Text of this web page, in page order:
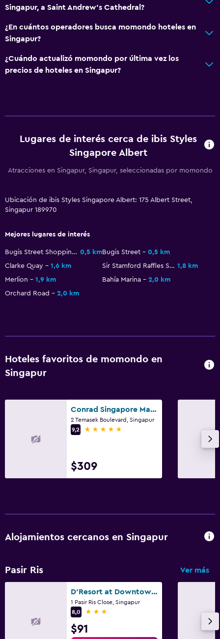
Espacio de almacenamiento
Sistema de entretenimiento
TV
Lavandería
Piscina
Gimnasio
Gimnasio
Singapur, a Saint Andrew's Cathedral?
¿En cuántos operadores busca momondo hoteles en
Singapur?
¿Cuándo actualizó momondo por última vez los
precios de hoteles en Singapur?
Lugares de interés cerca de ibis Styles
Singapore Albert
Atracciones en Singapur, Singapur, seleccionadas por momondo
Ubicación de ibis Styles Singapore Albert: 175 Albert Street,
Singapur 189970
Mejores lugares de interés
Bugis Street Shopping District 0,5 kmBugis Street
0,5 km
Clarke Quay
1,6 km Sir Stamford Raffles Statue 1,8 km
Merlion
1,9 km Bahía Marina
2,0 km
Orchard Road
2,0 km
Hoteles favoritos de momondo en
Singapur
Conrad Singapore Marina Bay
2 Temasek Boulevard, Singapur
9,2
5 estrellas
$309
Alojamientos cercanos en Singapur
Pasir Ris Ver más
D'Resort at Downtown East
1 Pasir Ris Close, Singapur
8,0
3 estrellas
$91